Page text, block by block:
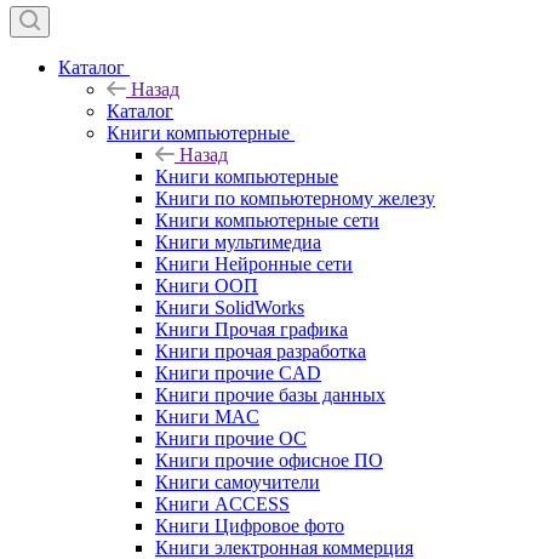
Каталог
Назад
Каталог
Книги компьютерные
Назад
Книги компьютерные
Книги по компьютерному железу
Книги компьютерные сети
Книги мультимедиа
Книги Нейронные сети
Книги ООП
Книги SolidWorks
Книги Прочая графика
Книги прочая разработка
Книги прочие CAD
Книги прочие базы данных
Книги MAC
Книги прочие ОС
Книги прочие офисное ПО
Книги самоучители
Книги ACCESS
Книги Цифровое фото
Книги электронная коммерция